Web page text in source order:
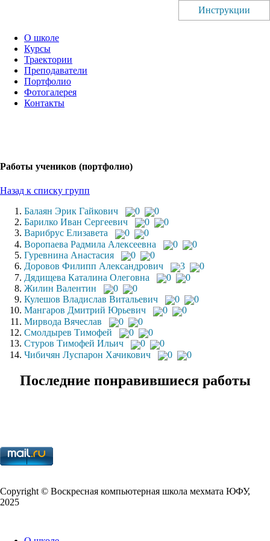
О школе
Курсы
Траектории
Преподаватели
Портфолио
Фотогалерея
Контакты
Работы учеников (портфолио)
Назад к списку групп
Инструкции
Балаян Эрик Гайкович 0
0
Барилко Иван Сергеевич
0
0
Варибрус Елизавета
0
0
Воропаева Радмила Алексеевна
0
0
Гуревнина Анастасия
0
0
Доровов Филипп Александрович
3
0
Дядищева Каталина Олеговна
0
0
Жилин Валентин
0
0
Кулешов Владислав Витальевич
0
0
Мангаров Дмитрий Юрьевич
0
0
Мирвода Вячеслав
0
0
Смолдырев Тимофей
0
0
Стуров Тимофей Ильич
0
0
Чибичян Луспарон Хачикович
0 0
Последние понравившиеся работы
Copy­right © Воскресная компьютерная школа мехмата ЮФУ,
2025